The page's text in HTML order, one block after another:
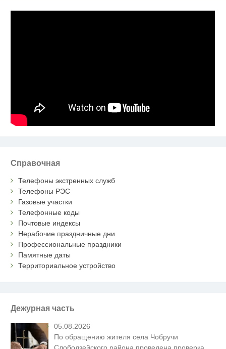
Справочная
Телефоны экстренных служб
Телефоны РЭС
Газовые участки
Телефонные коды
Почтовые индексы
Нерабочие праздничные дни
Профессиональные праздники
Памятные даты
Территориальное устройство
Дежурная часть
05.08.2026
По обращению жителя села Чобручи
Слободзейского района проведена проверка